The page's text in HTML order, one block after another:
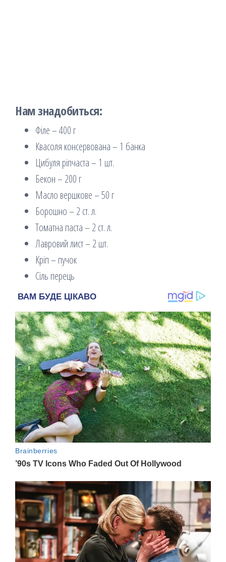
Нам знадобиться:
Філе – 400 г
Квасоля консервована – 1 банка
Цибуля ріпчаста – 1 шт.
Бекон – 200 г
Масло вершкове – 50 г
Борошно – 2 ст. л.
Томатна паста – 2 ст. л.
Лавровий лист – 2 шт.
Кріп – пучок
Сіль перець